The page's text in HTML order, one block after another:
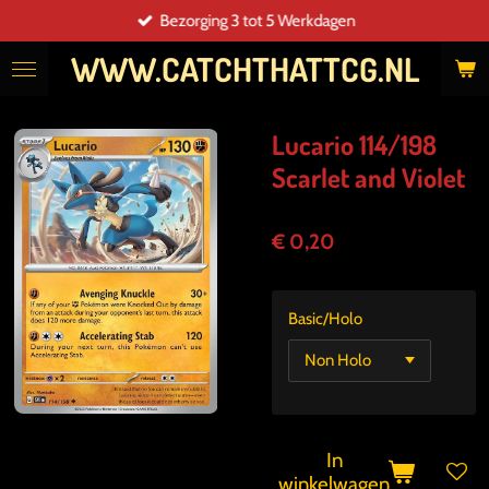
direct
naar
WWW.CATCHTHATTCG.NL
Bezorging 3 tot 5 Werkdagen
Lucario 114/198
Scarlet and Violet
€ 0,20
Basic/Holo
In